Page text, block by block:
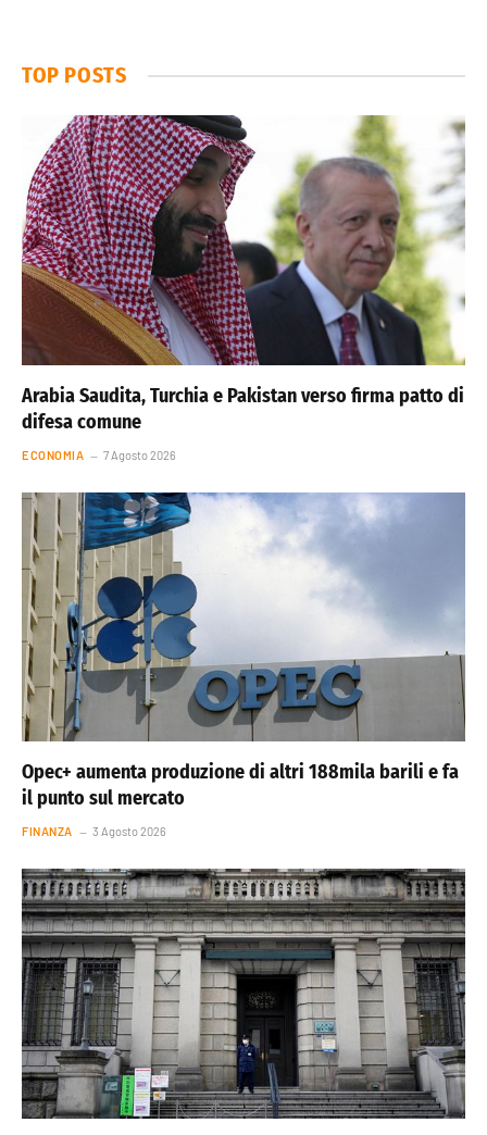
TOP POSTS
Arabia Saudita, Turchia e Pakistan verso firma patto di
difesa comune
ECONOMIA 7 Agosto 2026
Opec+ aumenta produzione di altri 188mila barili e fa
il punto sul mercato
FINANZA 3 Agosto 2026